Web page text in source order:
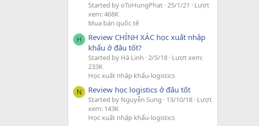
Started by oToHungPhat 25/1/21
Lượt
xem: 468K
Mua bán quốc tế
H
Review CHÍNH XÁC học xuất nhập
khẩu ở đâu tốt?
Started by Hà Linh 2/5/18 Lượt xem:
233K
Học xuất nhập khẩu-logistics
N Review học logistics ở đâu tốt
Started by Nguyễn Sung 13/10/18 Lượt
xem: 143K
Học xuất nhập khẩu-logistics